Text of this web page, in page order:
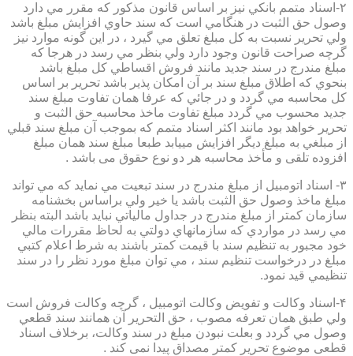
۲-اسناد متمم بانكي نيز بر اساس قانون مذكور كه مقرر مي دارد
وصول حق الثبت در هنگامي است كه سند حاوي افزايش مبلغ باشد
ولي تحرير نسبت به كل مبلغ تعلق مي گيرد ، در اين گونه موارد نيز
گرچه صراحت قانون وجود دارد ولي بنظر مي رسد در هرجا كه
مبلغ مندرج در سند جديد مانند فروش اقساطي كل مبلغ باشد
بنحوي كه اطلاق مبلغ سند بر آن امكان پذير باشد تحرير بر اساس
كل محاسبه مي گردد و در جائي كه عرفا همان تفاوت مبلغ سند
جديد محسوب مي گردد مبلغ تفاوت ماخذ محاسبه حق الثبت و
تحرير خواهد بود مانند اكثر اسناد متمم كه بموجب آن مبلغ سند قبلي
از مبلغي به مبلغ ديگر افزايش مييابد طبعا مبلغ سند همان مبلغ
افزوده تلقی و مأخذ محاسبه هر دو نوع حقوق می باشد .
۳- اسناد اتومبيل از مبلغ مندرج در سند تبعيت مي نمايد كه مي تواند
مبلغ ماخذ وصول حق الثبت باشد يا خير ولي براساس بخشنامه
سازمان كمتر از مبلغ مندرج در جداول مالياتي نبايد باشد البته بنظر
مي رسد در مواردي كه سازمانهاي دولتي به لحاظ مقررات مالي
خود مجبور به تنظيم سند با قيمت كمتر باشند به شرط اعلام كتبي
مبلغ در درخواست تنظيم سند ، مي توان مبلغ مورد نظر را در سند
تنظيمي قيد نمود.
۴-اسناد وكالت و تفويض وكالت اتومبيل ، گرچه وكالت فروش است
ولي طبق همان تعرفه مصوب ، حق التحرير آن همانند سند قطعي
وصول مي گردد و بعلت نبودن مبلغ در سند وكالت، برخلاف اسناد
قطعی موضوع تحریر کمتر مصداق پیدا نمی کند .